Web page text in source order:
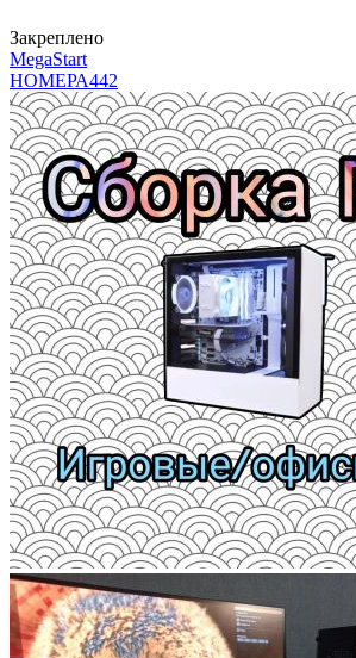
Закреплено
MegaStart
НОМЕРА442